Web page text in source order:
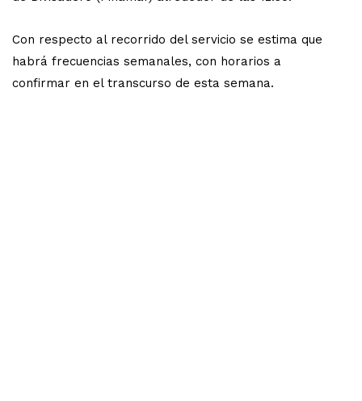
Con respecto al recorrido del servicio se estima que
habrá frecuencias semanales, con horarios a
confirmar en el transcurso de esta semana.